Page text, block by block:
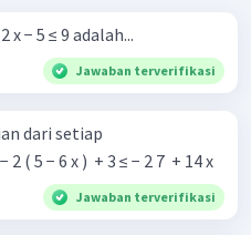
dari pertidaksamaan
.
− 5 ≤ 9 adalah...
Jawaban terverifikasi
dari setiap
berikut. b. 2 − 2 ( 5 − 6 x ) ​ + 3 ≤ − 2 7 ​ + 14 x
Jawaban terverifikasi